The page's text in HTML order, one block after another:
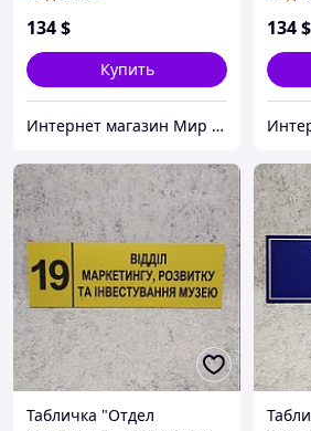
134$
Купить
Интернет магазин Мир стендов. Товары из Украины
134$
Табличка "Отдел